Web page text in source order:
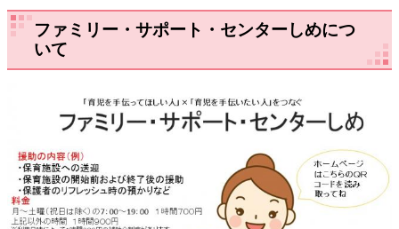
ファミリー・サポート・センターしめにつ
いて